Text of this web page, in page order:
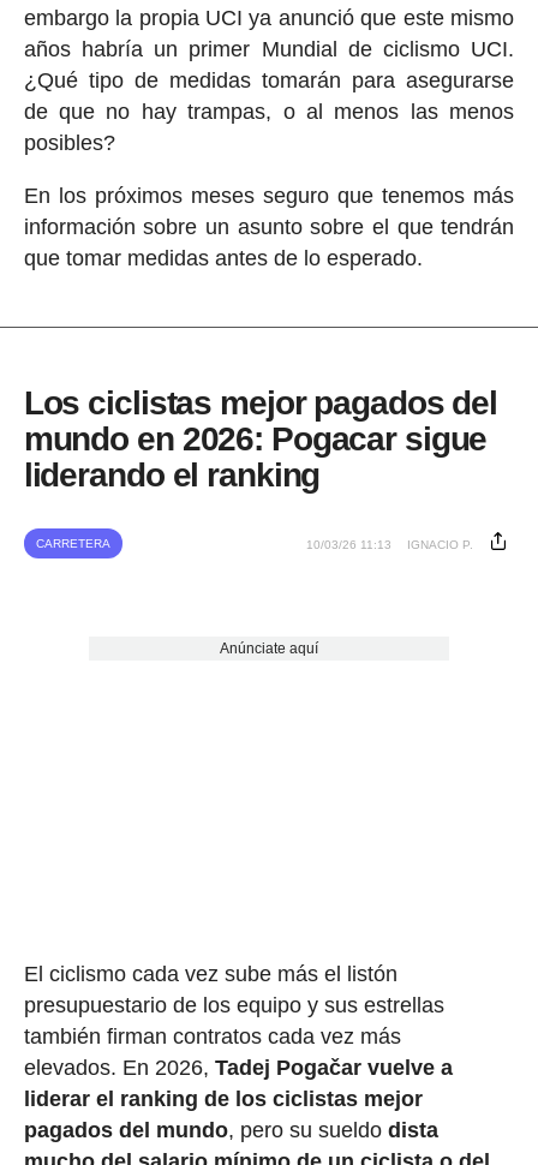
embargo la propia UCI ya anunció que este mismo
años habría un primer Mundial de ciclismo UCI.
¿Qué tipo de medidas tomarán para asegurarse
de que no hay trampas, o al menos las menos
posibles?
En los próximos meses seguro que tenemos más
información sobre un asunto sobre el que tendrán
que tomar medidas antes de lo esperado.
Los ciclistas mejor pagados del
mundo en 2026: Pogacar sigue
liderando el ranking
CARRETERA 10/03/26 11:13 IGNACIO P.
Anúnciate aquí
El ciclismo cada vez sube más el listón
presupuestario de los equipo y sus estrellas
también firman contratos cada vez más
elevados. En 2026, Tadej Pogačar vuelve a
liderar el ranking de los ciclistas mejor
pagados del mundo, pero su sueldo dista